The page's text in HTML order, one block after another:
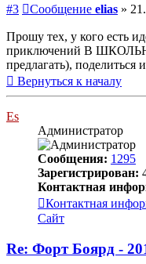
#3 Сообщение elias »
Прошу тех, у кого есть
приключений В
предлагать), поделиться
Вернуться к началу
Es
Администратор
Сообщения: 1295
Зарегистрирован:
Контактная
Контактная
Сайт
Re: Форт Боярд -